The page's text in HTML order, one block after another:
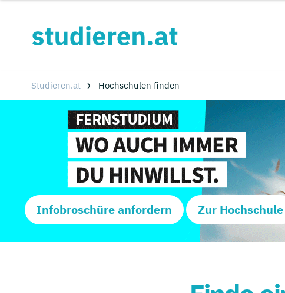
Studieren.at Hochschulen finden
Infobroschüre anfordern Zur Hochschule